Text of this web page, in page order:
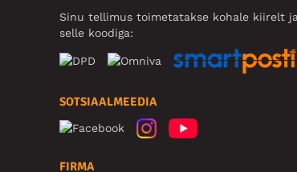
Sinu tellimus toimetatakse kohale kiirelt
selle koodiga:
SOTSIAALMEEDIA
FIRMA